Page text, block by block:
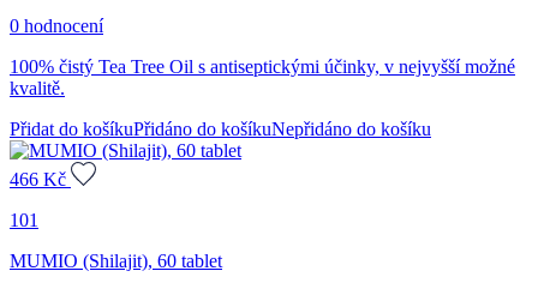
0 hodnocení
100% čistý Tea Tree Oil s antiseptickými účinky, v nejvyšší možné
kvalitě.
Přidat do košíkuPřidáno do košíkuNepřidáno do košíku
466 Kč
101
MUMIO (Shilajit), 60 tablet